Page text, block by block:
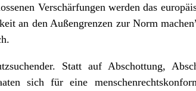
Verschärfungen werden das
an den Außengrenzen zur Norm
Statt auf Abschottung,
sich für eine